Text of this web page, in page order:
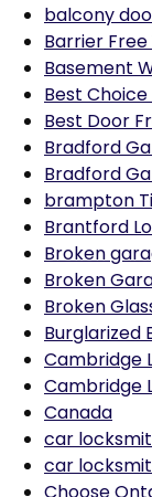
balcony
Barrier
Basement
Best
Best Door
Bradford
Bradford
brampton
Brantford
Broken
Broken
Broken
Burglarized
Cambridge
Cambridge
Canada
car
car